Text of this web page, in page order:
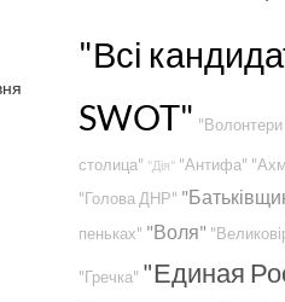
"Всі
SWOT"
столица" "Дія" "Антифа"
"Голова ДНР"
пеньках" "Воля"
"Гречка" "Единая